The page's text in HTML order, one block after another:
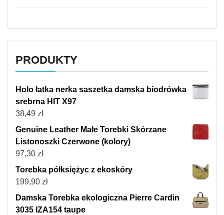
PRODUKTY
Holo łatka nerka saszetka damska biodrówka
srebrna HIT X97
38,49 zł
Genuine Leather Małe Torebki Skórzane
Listonoszki Czerwone (kolory)
97,30 zł
Torebka półksiężyc z ekoskóry
199,90 zł
Damska Torebka ekologiczna Pierre Cardin
3035 IZA154 taupe